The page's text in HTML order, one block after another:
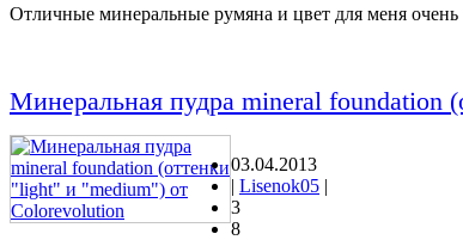
Отличные минеральные румяна и цвет для меня
Минеральная пудра mineral foundation
03.04.2013
| Lisenok05 |
3
8